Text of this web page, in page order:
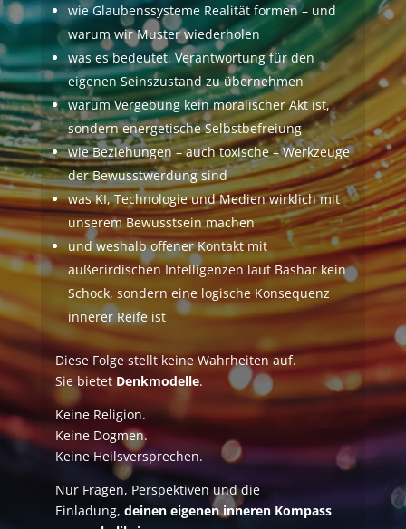
wie Glaubenssysteme Realität formen – und
warum wir Muster wiederholen
was es bedeutet, Verantwortung für den
eigenen Seinszustand zu übernehmen
warum Vergebung kein moralischer Akt ist,
sondern energetische Selbstbefreiung
wie Beziehungen – auch toxische – Werkzeuge
der Bewusstwerdung sind
was KI, Technologie und Medien wirklich mit
unserem Bewusstsein machen
und weshalb offener Kontakt mit
außerirdischen Intelligenzen laut Bashar kein
Schock, sondern eine logische Konsequenz
innerer Reife ist
Diese Folge stellt keine Wahrheiten auf.
Sie bietetDenkmodelle.
Keine Religion.
Keine Dogmen.
Keine Heilsversprechen.
Nur Fragen, Perspektiven und die
Einladung, deinen eigenen inneren Kompass